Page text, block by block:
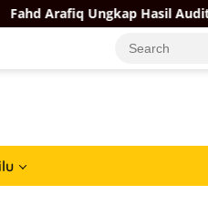
Arafiq Ungkap Hasil Audit